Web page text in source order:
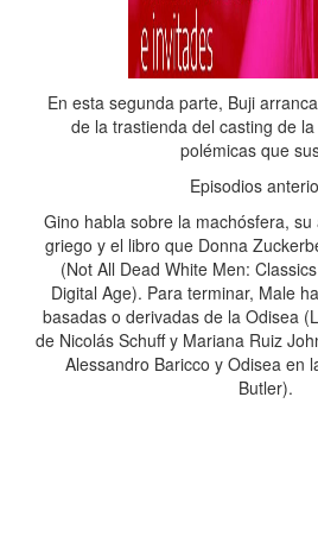
En esta segunda parte, Buji
de la trastienda del casting de
polémicas que
Episodios
Gino habla sobre la machósfera,
griego y el libro que Donna
(Not All Dead White Men:
Digital Age). Para terminar, Male
basadas o derivadas de la Odisea
de Nicolás Schuff y Mariana Ruiz
Alessandro Baricco y Odisea en
Butler).